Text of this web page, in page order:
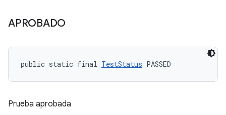
APROBADO
public static final TestStatus PASSED
Prueba aprobada